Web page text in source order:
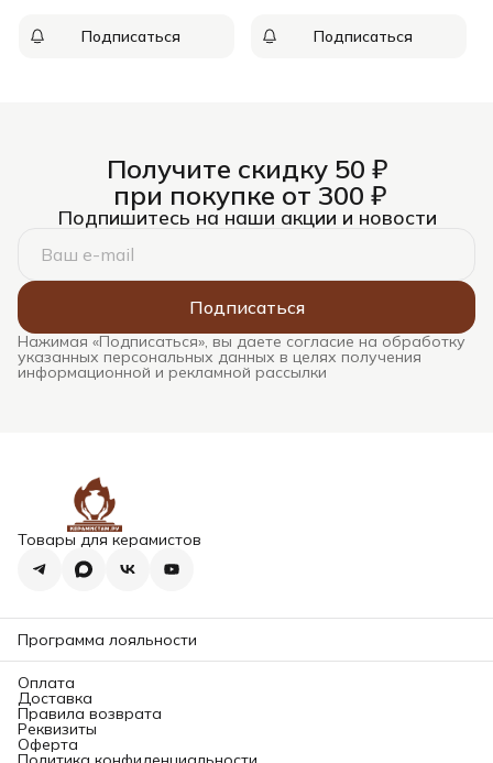
Подписаться Подписаться
Получите скидку 50 ₽
при покупке от 300 ₽
Подпишитесь на наши акции и новости
Подписаться
Нажимая «Подписаться», вы даете согласие на обработку
указанных персональных данных в целях получения
информационной и рекламной рассылки
Товары для керамистов
Программа лояльности
Оплата
Доставка
Правила возврата
Реквизиты
Оферта